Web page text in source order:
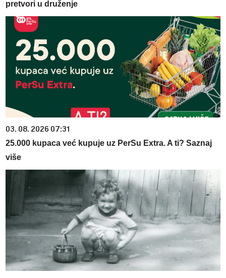
pretvori u druženje
03. 08. 2026 07:31
25.000 kupaca već kupuje uz PerSu Extra. A ti? Saznaj
više